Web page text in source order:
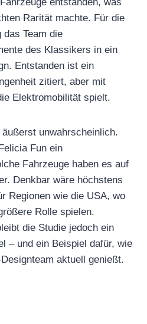
Rarität machte. Für die
Team die
des Klassikers in ein
Entstanden ist ein
zitiert, aber mit
Elektromobilität spielt.
unwahrscheinlich.
Fun ein
Fahrzeuge haben es auf
Denkbar wäre höchstens
Regionen wie die USA, wo
Rolle spielen.
die Studie jedoch ein
– und ein Beispiel dafür, wie
aktuell genießt.